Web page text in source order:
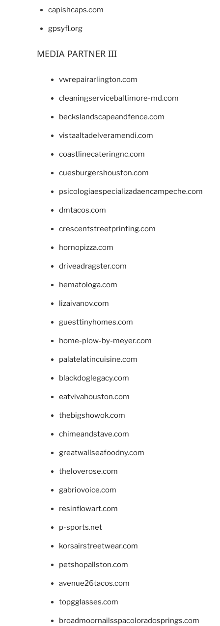
capishcaps.com
gpsyfl.org
MEDIA PARTNER III
vwrepairarlington.com
cleaningservicebaltimore-md.com
beckslandscapeandfence.com
vistaaltadelveramendi.com
coastlinecateringnc.com
cuesburgershouston.com
psicologiaespecializadaencampeche.com
dmtacos.com
crescentstreetprinting.com
hornopizza.com
driveadragster.com
hematologa.com
lizaivanov.com
guesttinyhomes.com
home-plow-by-meyer.com
palatelatincuisine.com
blackdoglegacy.com
eatvivahouston.com
thebigshowok.com
chimeandstave.com
greatwallseafoodny.com
theloverose.com
gabriovoice.com
resinflowart.com
p-sports.net
korsairstreetwear.com
petshopallston.com
avenue26tacos.com
topgglasses.com
broadmoornailsspacoloradosprings.com